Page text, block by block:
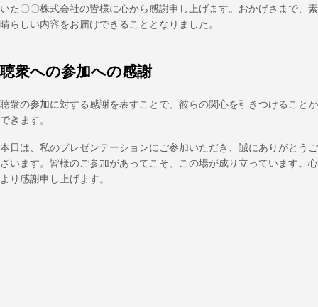
いた〇〇株式会社の皆様に心から感謝申し上げます。おかげさまで、素
晴らしい内容をお届けできることとなりました。
聴衆への参加への感謝
聴衆の参加に対する感謝を表すことで、彼らの関心を引きつけることが
できます。
本日は、私のプレゼンテーションにご参加いただき、誠にありがとうご
ざいます。皆様のご参加があってこそ、この場が成り立っています。心
より感謝申し上げます。